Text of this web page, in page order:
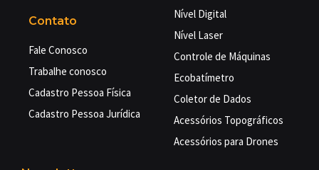
Contato
Fale Conosco
Trabalhe conosco
Cadastro Pessoa Física
Cadastro Pessoa Jurídica
Nível Digital
Nível Laser
Controle de Máquinas
Ecobatímetro
Coletor de Dados
Acessórios Topográficos
Acessórios para Drones